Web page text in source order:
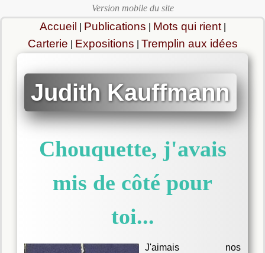
Accueil Publications Mots qui rient|
Carterie Expositions Tremplin aux idées
Judith Kauffmann
Chouquette, j'avais
mis de côté pour
toi...
J'aimais nos